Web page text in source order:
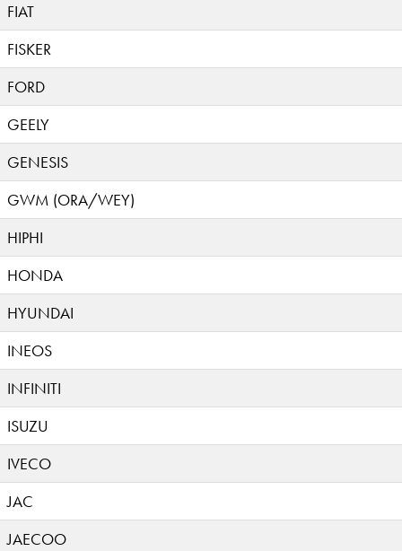
FIAT
FISKER
FORD
GEELY
GENESIS
GWM (ORA/WEY)
HIPHI
HONDA
HYUNDAI
INEOS
INFINITI
ISUZU
IVECO
JAC
JAECOO